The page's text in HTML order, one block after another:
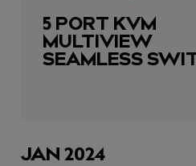
5 PORT KVM
MULTIVIEW
SEAMLESS
JAN 2024